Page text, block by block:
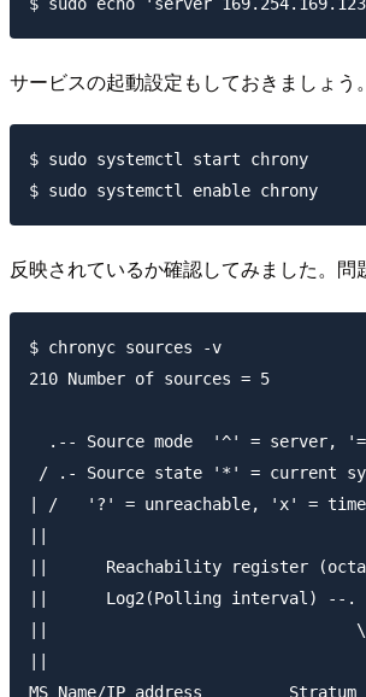
サービスの起動設定もしておきましょう。
$ sudo systemctl start chrony
反映されているか確認してみました。問
$ chronyc sources -v
210 Number of sources = 5
.-- Source mode  '^' = server,
/ .- Source state '*' = current
| /   '?' = unreachable, 'x' =
||
||      Reachability register
||      Log2(Polling interval)
||                                \
MS Name/IP address         Stratum